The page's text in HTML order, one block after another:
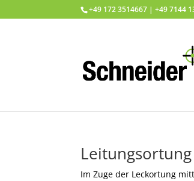
+49 172 3514667 | +49 7144
Leitungsortung
Im Zuge der Leckortung